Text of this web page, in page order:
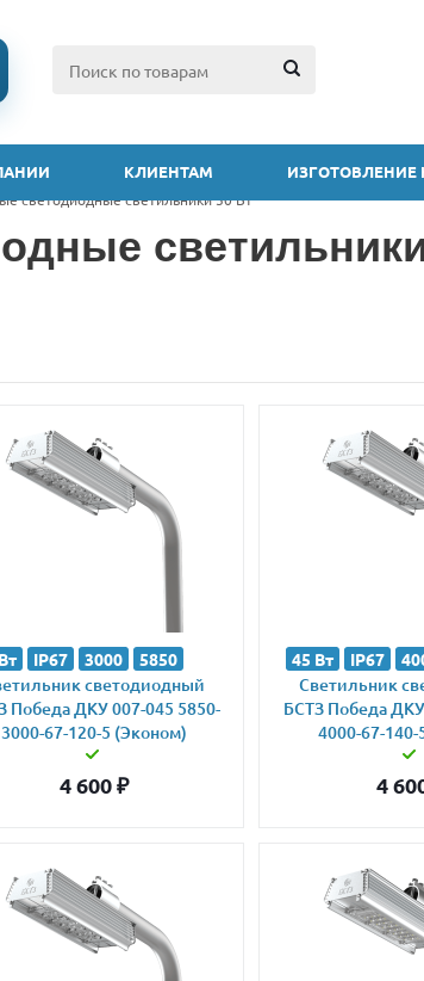
КЛИЕНТАМ ИЗГОТОВЛЕНИЕ
светодиодные светильники 50 Вт
IP67 3000 5850
светодиодный
Победа ДКУ 007-045 5850-
3000-67-120-5 (Эконом)
4 600₽
45 Вт IP67
Светильник
БСТЗ Победа
4000-67-
4